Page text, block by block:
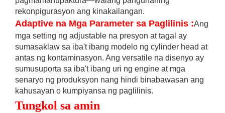
rekonpigurasyon ang kinakailangan.
Adaptive na Mga Parameter sa Paglilinis :Ang
mga setting ng adjustable na presyon at tagal ay
sumasaklaw sa iba't ibang modelo ng cylinder head at
antas ng kontaminasyon. Ang versatile na disenyo ay
sumusuporta sa iba't ibang uri ng engine at mga
senaryo ng produksyon nang hindi binabawasan ang
kahusayan o kumpiyansa ng paglilinis.
Tungkol sa amin